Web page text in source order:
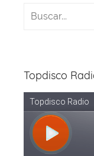
Topdisco